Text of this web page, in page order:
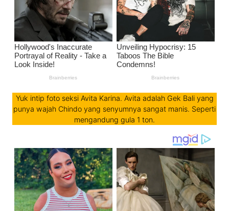
Yuk intip foto seksi Avita Karina. Avita adalah Gek Bali yang
punya wajah Chindo yang senyumnya sangat manis. Seperti
mengandung gula 1 ton.